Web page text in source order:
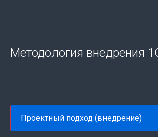
Методология внедрения